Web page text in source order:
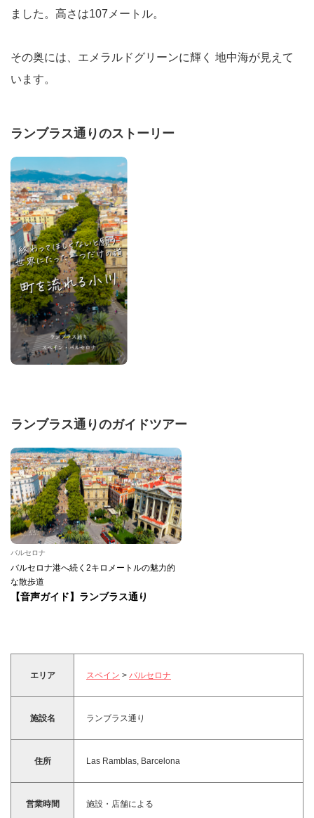
ました。高さは107メートル。
その奥には、エメラルドグリーンに輝く 地中海が見えて
います。
ランブラス通りのストーリー
ランブラス通りのガイドツアー
バルセロナ
バルセロナ港へ続く2キロメートルの魅力的
な散歩道
【音声ガイド】ランブラス通り
エリア スペイン > バルセロナ
施設名 ランブラス通り
住所 Las Ramblas, Barcelona
営業時間 施設・店舗による